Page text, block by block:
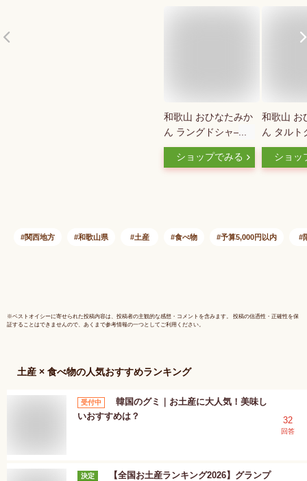
和歌山 おひなたみか
ん ラングドシャ—
道の駅 お土産 プレ
ゼント 記念品
ショップでみる
和歌山 お
ん タルト
道の駅 プ
お土産
ショッ
関西地方 和歌山県 土産 食べ物 予算5,000円以内
※ベストオイシーに寄せられた投稿内容は、投稿者の主観的な感想・コメントを含みます。 投稿の信憑性・正確性を保
証することはできませんので、あくまで参考情報の一つとしてご利用ください。
土産 × 食べ物の人気おすすめランキング
受付中
韓国のグミ｜お土産に大人気！美味し
いおすすめは？
32
回答
決定
【全国お土産ランキング2026】グランプ